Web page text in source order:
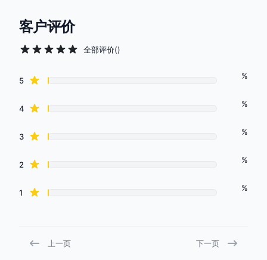
客户评价
全部评价()
Review data
5star reviews %
4 star reviews %
3star reviews %
2 star reviews %
1 star reviews %
上一页 下一页